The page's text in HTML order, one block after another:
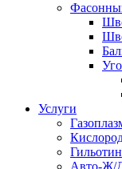
Услуги
Авто-Ж/